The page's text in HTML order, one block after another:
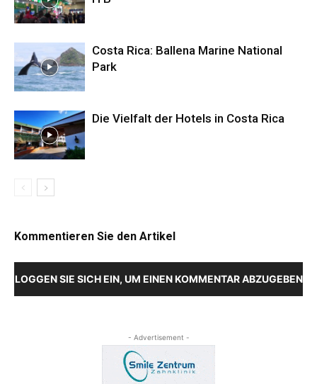
Costa Rica: Ballena Marine National
Park
Die Vielfalt der Hotels in Costa Rica
Kommentieren Sie den Artikel
LOGGEN SIE SICH EIN, UM EINEN KOMMENTAR ABZUGEBEN
- Advertisement -